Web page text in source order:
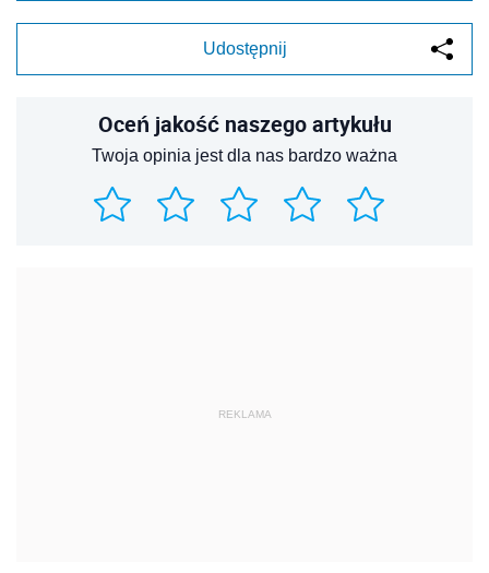
Udostępnij
Oceń jakość naszego artykułu
Twoja opinia jest dla nas bardzo ważna
REKLAMA